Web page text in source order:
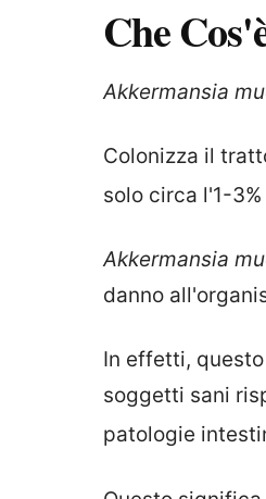
Che
Akkermansia
Colonizza il
solo circa l'1-
Akkermansia
danno
In effetti,
soggetti sani
patologie